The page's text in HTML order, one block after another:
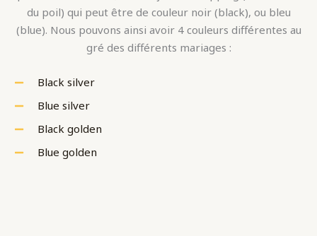
du poil) qui peut être de couleur noir (black), ou bleu
(blue). Nous pouvons ainsi avoir 4 couleurs différentes au
gré des différents mariages :
Black silver
Blue silver
Black golden
Blue golden